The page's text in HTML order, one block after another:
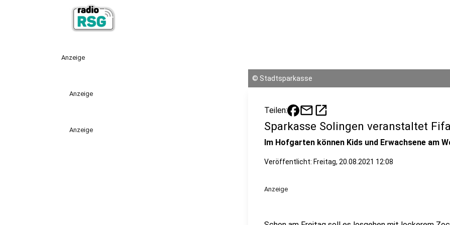
Anzeige
Anzeige
Anzeige
© Stadtsparkasse
Teilen: mailopen_in_new
Sparkasse Solingen veranstaltet
Im Hofgarten können Kids und Erwachsene am
Veröffentlicht: Freitag, 20.08.2021 12:08
Anzeige